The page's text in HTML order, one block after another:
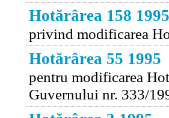
Hotărârea 158 1995
privind modificarea
Hotărârea 55 1995
pentru modificarea
Guvernului nr. 333/